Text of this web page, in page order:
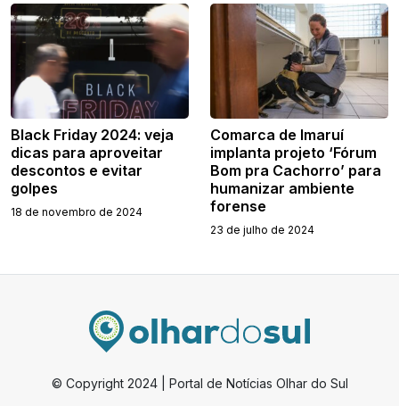
Black Friday 2024: veja
dicas para aproveitar
descontos e evitar
golpes
18 de novembro de 2024
Comarca de Imaruí
implanta projeto ‘Fórum
Bom pra Cachorro’ para
humanizar ambiente
forense
23 de julho de 2024
© Copyright 2024 | Portal de Notícias Olhar do Sul